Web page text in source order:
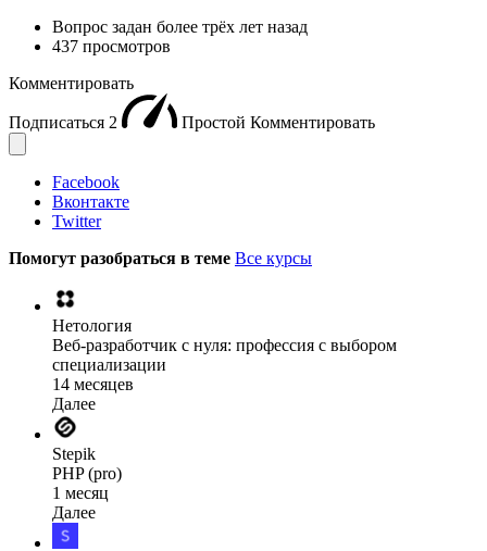
Вопрос задан более трёх лет назад
437 просмотров
Комментировать
Подписаться 2 Простой Комментировать
Facebook
Вконтакте
Twitter
Помогут разобраться в теме Все курсы
Нетология
Веб-разработчик с нуля: профессия с выбором
специализации
14 месяцев
Далее
Stepik
PHP (pro)
1 месяц
Далее